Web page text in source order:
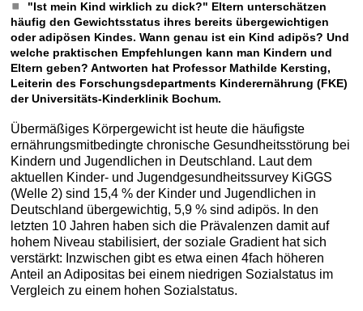
"Ist mein Kind wirklich zu dick?" Eltern unterschätzen
häufig den Gewichtsstatus ihres bereits übergewichtigen
oder adipösen Kindes. Wann genau ist ein Kind adipös? Und
welche praktischen Empfehlungen kann man Kindern und
Eltern geben? Antworten hat Professor Mathilde Kersting,
Leiterin des Forschungsdepartments Kinderernährung (FKE)
der Universitäts-Kinderklinik Bochum.
Übermäßiges Körpergewicht ist heute die häufigste
ernährungsmitbedingte chronische Gesundheitsstörung bei
Kindern und Jugendlichen in Deutschland. Laut dem
aktuellen Kinder- und Jugendgesundheitssurvey KiGGS
(Welle 2) sind 15,4 % der Kinder und Jugendlichen in
Deutschland übergewichtig, 5,9 % sind adipös. In den
letzten 10 Jahren haben sich die Prävalenzen damit auf
hohem Niveau stabilisiert, der soziale Gradient hat sich
verstärkt: Inzwischen gibt es etwa einen 4fach höheren
Anteil an Adipositas bei einem niedrigen Sozialstatus im
Vergleich zu einem hohen Sozialstatus.